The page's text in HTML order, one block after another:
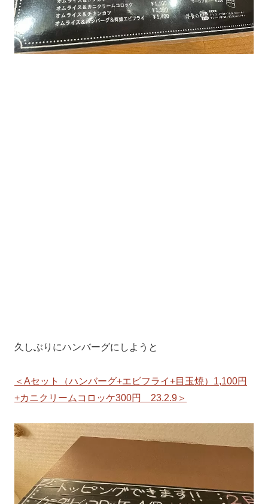
久しぶりにハンバーグにしようと
＜Aセット（ハンバーグ+エビフライ+目玉焼）1,100円
+カニクリームコロッケ300円 23.2.9＞